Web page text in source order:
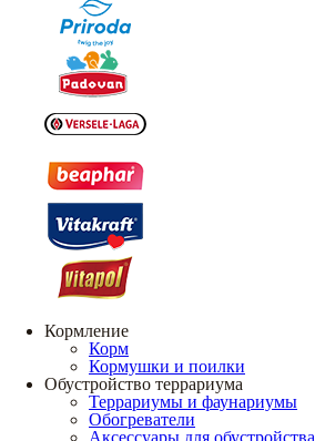
Кормление
Корм
Кормушки и поилки
Обустройство террариума
Террариумы и фаунариумы
Обогреватели
Аксессуары для обустройства